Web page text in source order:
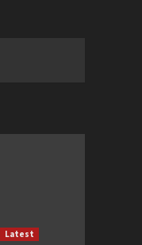
Latest